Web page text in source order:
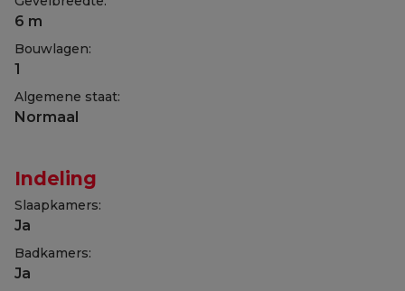
6 m
Bouwlagen:
1
Algemene staat:
Normaal
Indeling
Slaapkamers:
Ja
Badkamers:
Ja